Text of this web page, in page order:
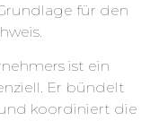
für den
ist ein
Er bündelt
koordiniert die